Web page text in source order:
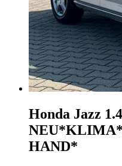
Honda Jazz
HAND*